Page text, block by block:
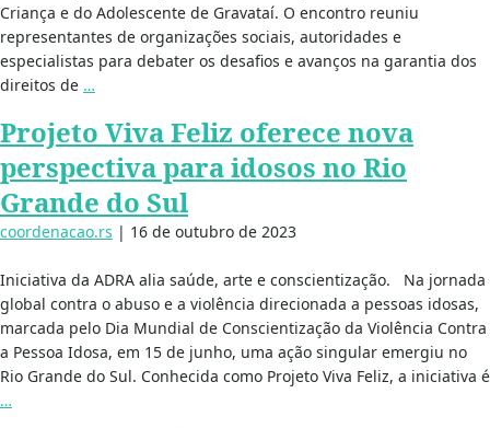
Criança e do Adolescente de Gravataí. O encontro reuniu
representantes de organizações sociais, autoridades e
especialistas para debater os desafios e avanços na garantia dos
direitos de …
Projeto Viva Feliz oferece nova
perspectiva para idosos no Rio
Grande do Sul
coordenacao.rs | 16 de outubro de 2023
Iniciativa da ADRA alia saúde, arte e conscientização. Na jornada
global contra o abuso e a violência direcionada a pessoas idosas,
marcada pelo Dia Mundial de Conscientização da Violência Contra
a Pessoa Idosa, em 15 de junho, uma ação singular emergiu no
Rio Grande do Sul. Conhecida como Projeto Viva Feliz, a iniciativa é
…